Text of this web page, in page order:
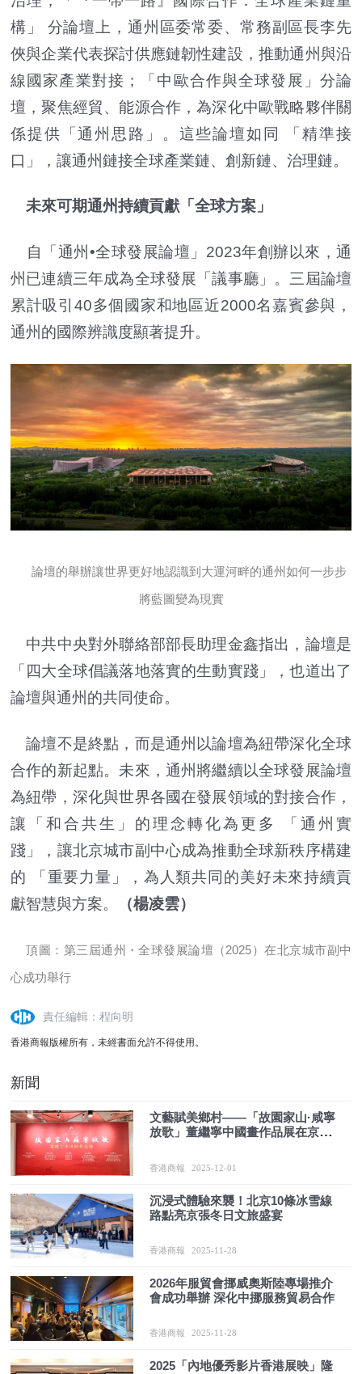
構」 分論壇上，通州區委常委、常務副區長李先
俠與企業代表探討供應鏈韌性建設，推動通州與沿
線國家產業對接；「中歐合作與全球發展」分論
壇，聚焦經貿、能源合作，為深化中歐戰略夥伴關
係提供「通州思路」。這些論壇如同 「精準接
口」，讓通州鏈接全球產業鏈、創新鏈、治理鏈。
未來可期通州持續貢獻「全球方案」
自「通州•全球發展論壇」2023年創辦以來，通
州已連續三年成為全球發展「議事廳」。三屆論壇
累計吸引40多個國家和地區近2000名嘉賓參與，
通州的國際辨識度顯著提升。
論壇的舉辦讓世界更好地認識到大運河畔的通州如何一步步
將藍圖變為現實
中共中央對外聯絡部部長助理金鑫指出，論壇是
「四大全球倡議落地落實的生動實踐」，也道出了
論壇與通州的共同使命。
論壇不是終點，而是通州以論壇為紐帶深化全球
合作的新起點。未來，通州將繼續以全球發展論壇
為紐帶，深化與世界各國在發展領域的對接合作，
讓「和合共生」的理念轉化為更多 「通州實
踐」，讓北京城市副中心成為推動全球新秩序構建
的 「重要力量」，為人類共同的美好未來持續貢
獻智慧與方案。
（楊凌雲）
頂圖：第三屆通州・全球發展論壇（2025）在北京城市副中
心成功舉行
責任編輯：程向明
香港商報版權所有，未經書面允許不得使用。
新聞
文藝賦美鄉村——「故園家山·咸寧
放歌」董繼寧中國畫作品展在京舉
香港商報 2025-12-01
沉浸式體驗來襲！北京10條冰雪線
路點亮京張冬日文旅盛宴
香港商報 2025-11-28
2026年服貿會挪威奧斯陸專場推介
會成功舉辦 深化中挪服務貿易合作
香港商報 2025-11-28
2025「內地優秀影片香港展映」隆